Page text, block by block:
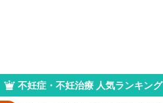
不妊症・不妊治療 人気ランキング